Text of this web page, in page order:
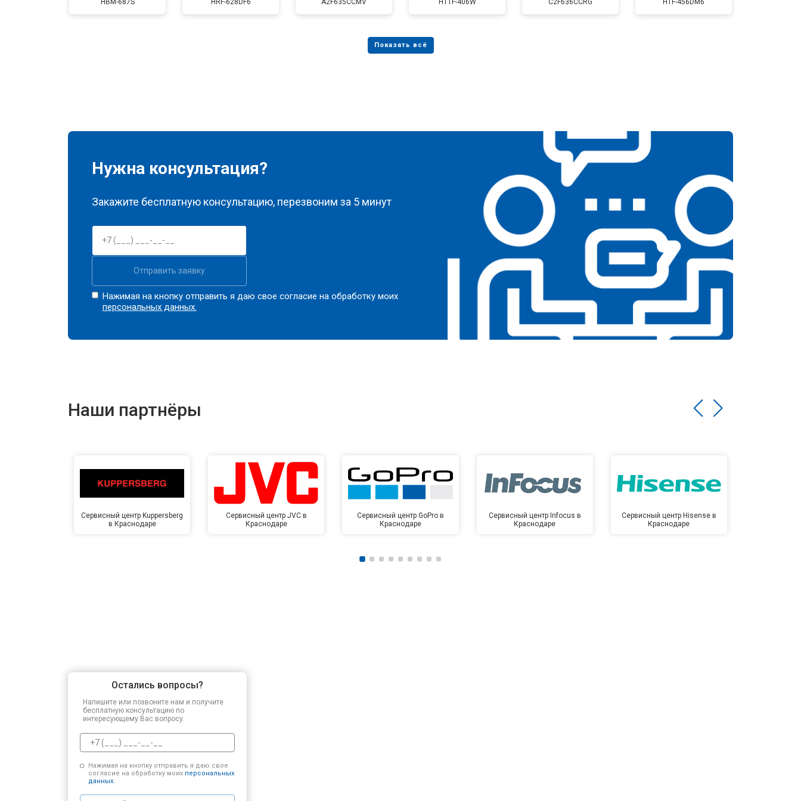
от 50 мин
Нужна консультация?
Закажите бесплатную консультацию, перезвоним за 5 минут
Отправить заявку
Нажимая на кнопку отправить я даю свое согласие на обработку моих
персональных данных.
Наши партнёры
Сервисный центр Kuppersberg
в Краснодаре
Сервисный центр JVC в
Краснодаре
Сервисный центр GoPro в
Краснодаре
Сервисный центр Infocus в
Краснодаре
Сервисный центр Hisense в
Краснодаре
Остались вопросы?
Напишите или позвоните нам и получите
бесплатную консультацию по
интересующему Вас вопросу.
Нажимая на кнопку отправить я даю свое
согласие на обработку моих персональных
данных.